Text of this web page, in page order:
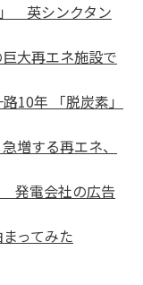
英シンクタン
大再エネ施設で
10年 「脱炭素」
増する再エネ、
発電会社の広告
ってみた